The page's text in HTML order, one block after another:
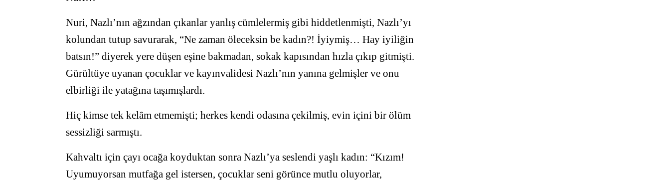
Nuri, Nazlı’nın ağzından çıkanlar yanlış cümlelermiş gibi hiddetlenmişti, Nazlı’yı
kolundan tutup savurarak, “Ne zaman öleceksin be kadın?! İyiymiş… Hay iyiliğin
batsın!” diyerek yere düşen eşine bakmadan, sokak kapısından hızla çıkıp gitmişti.
Gürültüye uyanan çocuklar ve kayınvalidesi Nazlı’nın yanına gelmişler ve onu
elbirliği ile yatağına taşımışlardı.
Hiç kimse tek kelâm etmemişti; herkes kendi odasına çekilmiş, evin içini bir ölüm
sessizliği sarmıştı.
Kahvaltı için çayı ocağa koyduktan sonra Nazlı’ya seslendi yaşlı kadın: “Kızım!
Uyumuyorsan mutfağa gel istersen, çocuklar seni görünce mutlu oluyorlar,